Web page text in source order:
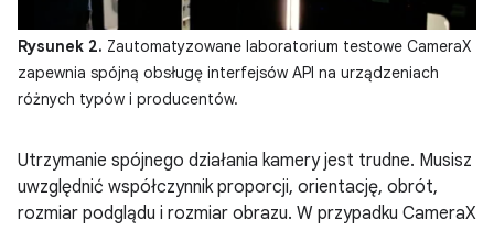
Rysunek 2. Zautomatyzowane laboratorium testowe CameraX
zapewnia spójną obsługę interfejsów API na urządzeniach
różnych typów i producentów.
Utrzymanie spójnego działania kamery jest trudne. Musisz
uwzględnić współczynnik proporcji, orientację, obrót,
rozmiar podglądu i rozmiar obrazu. W przypadku CameraX